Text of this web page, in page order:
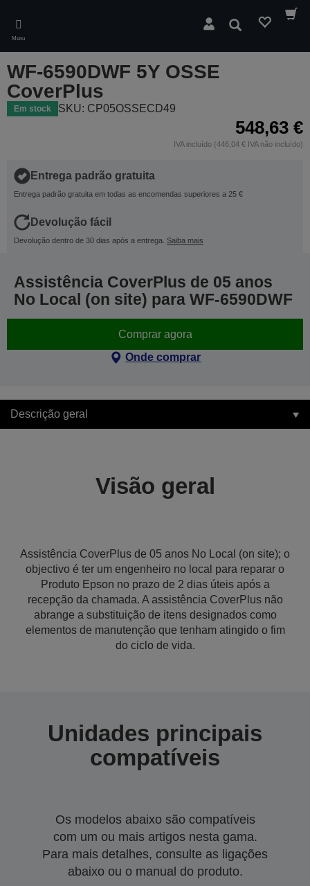
main
content
Menu
Pesquisar
WF-6590DWF 5Y OSSE
CoverPlus
Em stock SKU: CP05OSSECD49
548,63 €
IVA incluído (446,04 € IVA não incluído)
Entrega padrão gratuita
Entrega padrão gratuita em todas as encomendas superiores a 25 €
Devolução fácil
Devolução dentro de 30 dias após a entrega. Saiba mais
Assistência CoverPlus de 05 anos
No Local (on site) para WF-6590DWF
Comprar agora
Onde comprar
Descrição geral
Visão geral
Assistência CoverPlus de 05 anos No Local (on site); o
objectivo é ter um engenheiro no local para reparar o
Produto Epson no prazo de 2 dias úteis após a
recepção da chamada. A assistência CoverPlus não
abrange a substituição de itens designados como
elementos de manutenção que tenham atingido o fim
do ciclo de vida.
Unidades principais
compatíveis
Os modelos abaixo são compatíveis
com um ou mais artigos nesta gama.
Para mais detalhes, consulte as ligações
abaixo ou o manual do produto.